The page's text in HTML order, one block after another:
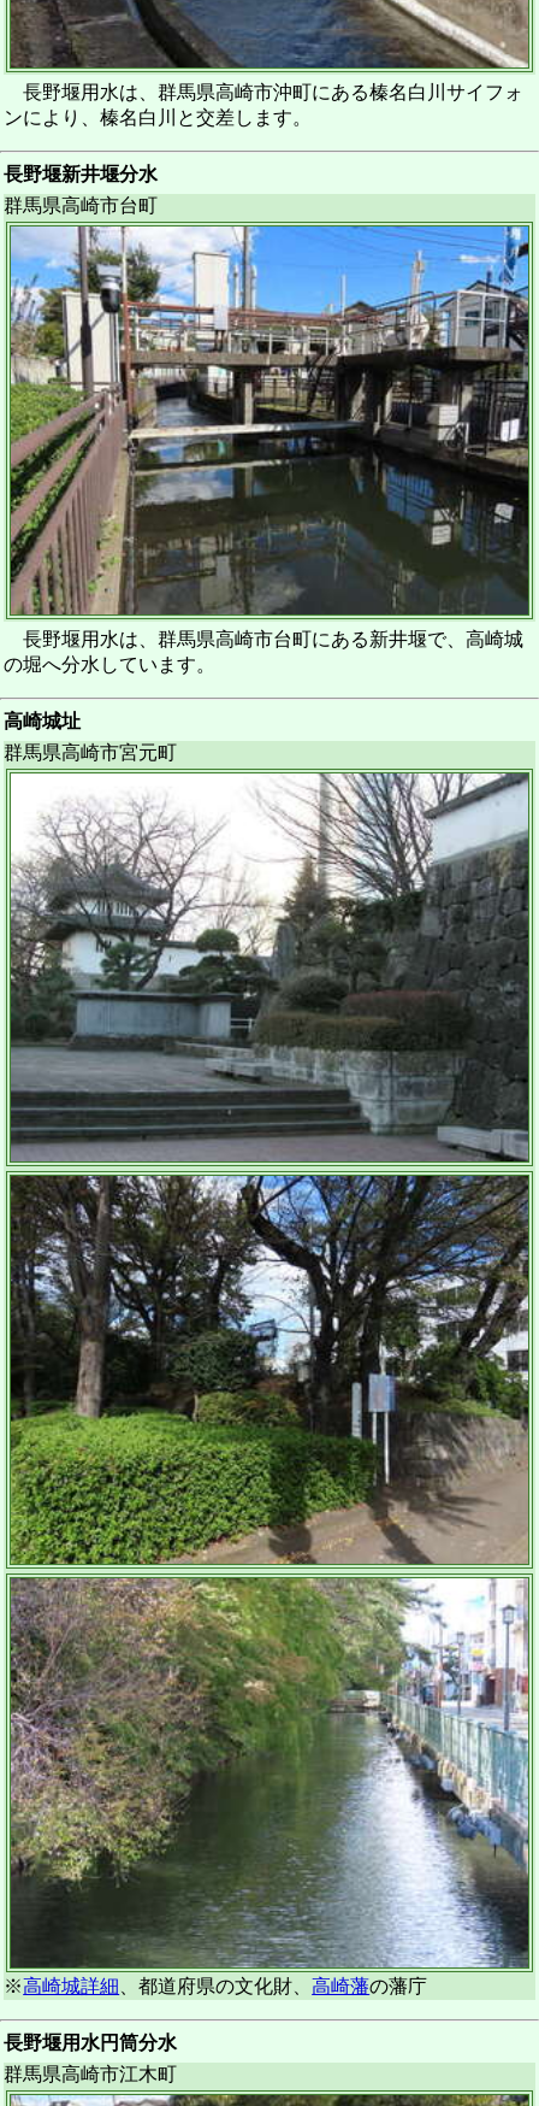
長野堰用水は、群馬県高崎市沖町にある榛名白川サイフォ
ンにより、榛名白川と交差します。
長野堰新井堰分水
群馬県高崎市台町
長野堰用水は、群馬県高崎市台町にある新井堰で、高崎城
の堀へ分水しています。
高崎城址
群馬県高崎市宮元町
※高崎城詳細 、都道府県の文化財、高崎藩の藩庁
長野堰用水円筒分水
群馬県高崎市江木町